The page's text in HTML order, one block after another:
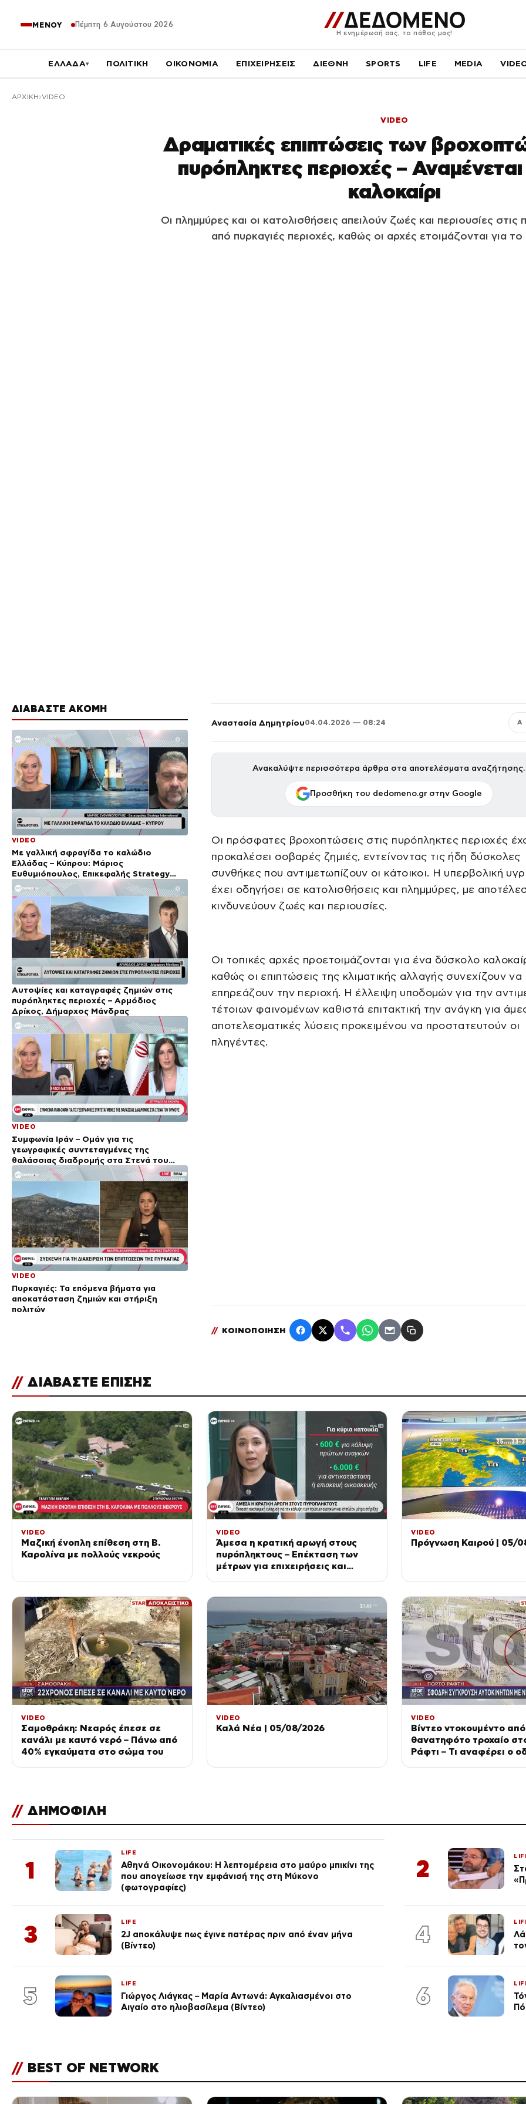
ΜΕΝΟΥ Πέμπτη 6 Αυγούστου 2026
Η ενημέρωσή σας, το πάθος μας!
ΕΛΛΑΔΑ▾ ΠΟΛΙΤΙΚΗ ΟΙΚΟΝΟΜΙΑ ΕΠΙΧΕΙΡΗΣΕΙΣ ΔΙΕΘΝΗ SPORTS LIFE MEDIA
ΑΡΧΙΚΉ VIDEO
VIDEO
Δραματικές επιπτώσεις των
πυρόπληκτες περιοχές –
καλοκαίρι
Οι πλημμύρες και οι κατολισθήσεις απειλούν ζωές και περιουσίες
από πυρκαγιές περιοχές, καθώς οι αρχές ετοιμάζονται για το
ΔΙΑΒΑΣΤΕ ΑΚΟΜΗ
VIDEO
Με γαλλική σφραγίδα το καλώδιο
Ελλάδας – Κύπρου: Μάριος
Ευθυμιόπουλος, Επικεφαλής Strategy
International
Αυτοψίες και καταγραφές ζημιών στις
πυρόπληκτες περιοχές – Αρμόδιος
Δρίκος, Δήμαρχος Μάνδρας
VIDEO
Συμφωνία Ιράν – Ομάν για τις
γεωγραφικές συντεταγμένες της
θαλάσσιας διαδρομής στα Στενά του
Ορμούζ
VIDEO
Πυρκαγιές: Τα επόμενα βήματα για
αποκατάσταση ζημιών και στήριξη
πολιτών
Αναστασία Δημητρίου04.04.2026 — 08:24 Α
Ανακαλύψτε περισσότερα άρθρα στα αποτελέσματα αναζήτησης.
Προσθήκη του dedomeno.gr στην Google
Οι πρόσφατες βροχοπτώσεις στις πυρόπληκτες περιοχές
προκαλέσει σοβαρές ζημιές, εντείνοντας τις ήδη δύσκολες
συνθήκες που αντιμετωπίζουν οι κάτοικοι. Η υπερβολική
έχει οδηγήσει σε κατολισθήσεις και πλημμύρες, με
κινδυνεύουν ζωές και περιουσίες.
Οι τοπικές αρχές προετοιμάζονται για ένα δύσκολο
καθώς οι επιπτώσεις της κλιματικής αλλαγής συνεχίζουν να
επηρεάζουν την περιοχή. Η έλλειψη υποδομών για την
τέτοιων φαινομένων καθιστά επιτακτική την ανάγκη για
αποτελεσματικές λύσεις προκειμένου να προστατευτούν οι
πληγέντες.
// ΚΟΙΝΟΠΟΙΗΣΗ
// ΔΙΑΒΑΣΤΕ ΕΠΙΣΗΣ
VIDEO
Μαζική ένοπλη επίθεση στη Β.
Καρολίνα με πολλούς νεκρούς
VIDEO
Άμεσα η κρατική αρωγή στους
πυρόπληκτους – Επέκταση των
μέτρων για επιχειρήσεις και
VIDEO
Πρόγνωση Καιρού | 05/
VIDEO
Σαμοθράκη: Νεαρός έπεσε σε
κανάλι με καυτό νερό – Πάνω από
40% εγκαύματα στο σώμα του
VIDEO
Καλά Νέα | 05/08/2026
VIDEO
Βίντεο ντοκουμέντο
θανατηφότο τροχαίο
Ράφτι – Τι αναφέρει ο
// ΔΗΜΟΦΙΛΗ
1
LIFE
Αθηνά Οικονομάκου: Η λεπτομέρεια στο μαύρο μπικίνι της
που απογείωσε την εμφάνισή της στη Μύκονο
(φωτογραφίες)
2
3 LIFE
2J αποκάλυψε πως έγινε πατέρας πριν από έναν μήνα
(Βίντεο)
4
5 LIFE
Γιώργος Λιάγκας – Μαρία Αντωνά: Αγκαλιασμένοι στο
Αιγαίο στο ηλιοβασίλεμα (Βίντεο)
6
// BEST OF NETWORK